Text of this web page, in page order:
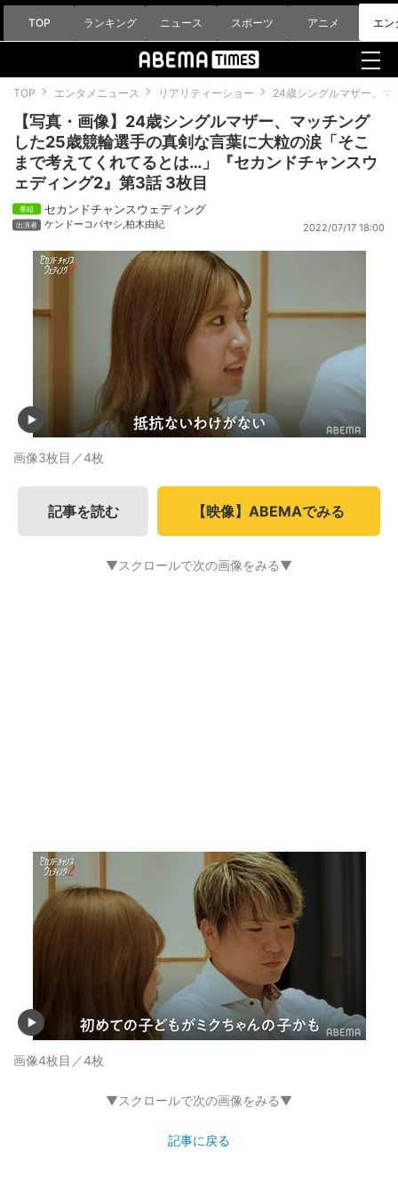
TOP ランキング ニュース スポーツ アニメ エン
TOP エンタメニュース リアリティーショー 24歳シングルマザー、マ
【写真・画像】24歳シングルマザー、マッチング
した25歳競輪選手の真剣な言葉に大粒の涙「そこ
まで考えてくれてるとは…」『セカンドチャンスウ
ェディング2』第3話 3枚目
セカンドチャンスウェディング
ケンドーコバヤシ,柏木由紀 2022/07/17 18:00
画像3枚目／4枚
記事を読む 【映像】ABEMAでみる
▼スクロールで次の画像をみる▼
画像4枚目／4枚
▼スクロールで次の画像をみる▼
記事に戻る